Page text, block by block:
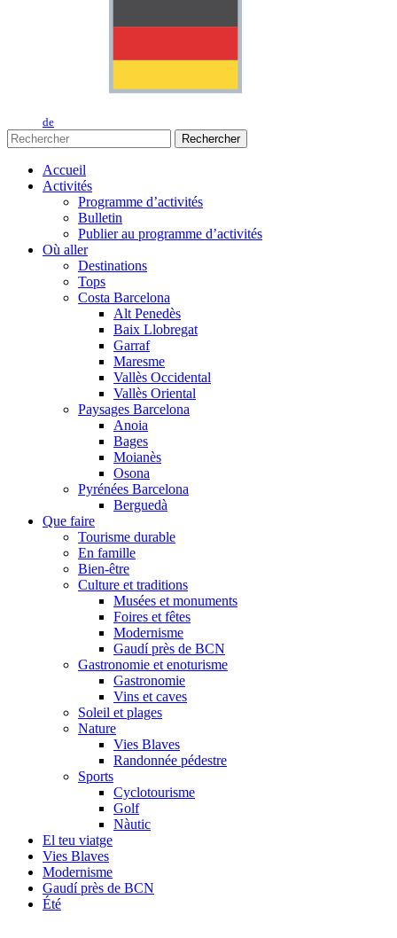
de
Rechercher
Accueil
Activités
Programme d’activités
Bulletin
Publier au programme d’activités
Où aller
Destinations
Tops
Costa Barcelona
Alt Penedès
Baix Llobregat
Garraf
Maresme
Vallès Occidental
Vallès Oriental
Paysages Barcelona
Anoia
Bages
Moianès
Osona
Pyrénées Barcelona
Berguedà
Que faire
Tourisme durable
En famille
Bien-être
Culture et traditions
Musées et monuments
Foires et fêtes
Modernisme
Gaudí près de BCN
Gastronomie et enoturisme
Gastronomie
Vins et caves
Soleil et plages
Nature
Vies Blaves
Randonnée pédestre
Sports
Cyclotourisme
Golf
Nàutic
El teu viatge
Vies Blaves
Modernisme
Gaudí près de BCN
Été